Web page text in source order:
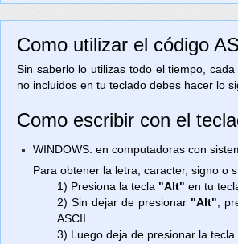
Como utilizar el código
Sin saberlo lo utilizas todo el tiempo,
no incluidos en tu teclado debes hacer lo
Como escribir con el
WINDOWS: en computadoras con
Para obtener la letra, caracter, signo o
1) Presiona la tecla "Alt" en tu
2) Sin dejar de presionar "Alt" ,
ASCII.
3) Luego deja de presionar la tecla